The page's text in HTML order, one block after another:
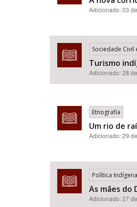
Adicionado:03
Sociedade Civil
Turismo
Adicionado:28
Etnografia
Um rio de
Adicionado:29
Política Indígena
As mães do
Adicionado:27